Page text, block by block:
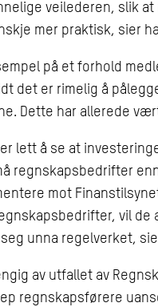
veilederen, slik
mer praktisk, sier
på et forhold
det er rimelig å
Dette har allerede
lett å se at
regnskapsbedrifter
mot
vil de
unna regelverket,
av utfallet av
regnskapsførere